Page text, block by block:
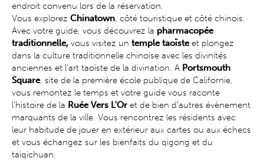
endroit convenu lors de la réservation.
Vous explorez Chinatown, côté touristique et côté chinois.
Avec votre guide, vous découvrez la pharmacopée
traditionnelle, vous visitez un temple taoïsteet plongez
dans la culture traditionnelle chinoise avec les divinités
anciennes et l'art taoïste de la divination. A Portsmouth
Square, site de la première école publique de Californie,
vous remontez le temps et votre guide vous raconte
l'histoire de la Ruée Vers L'Or et de bien d'autres évènement
marquants de la ville. Vous rencontrez les résidents avec
leur habitude de jouer en extérieur aux cartes ou aux échecs
et vous échangez sur les bienfaits du qigong et du
taiqichuan.